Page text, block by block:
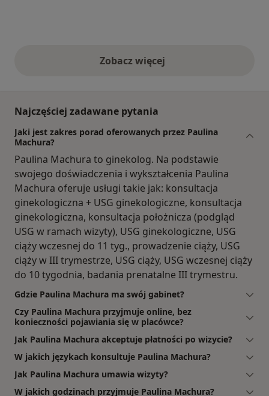
Zobacz więcejopinie powyżej
Najczęściej zadawane pytania
Jaki jest zakres porad oferowanych przez Paulina
Machura?
Paulina Machura to ginekolog. Na podstawie
swojego doświadczenia i wykształcenia Paulina
Machura oferuje usługi takie jak: konsultacja
ginekologiczna + USG ginekologiczne, konsultacja
ginekologiczna, konsultacja położnicza (podgląd
USG w ramach wizyty), USG ginekologiczne, USG
ciąży wczesnej do 11 tyg., prowadzenie ciąży, USG
ciąży w III trymestrze, USG ciąży, USG wczesnej ciąży
do 10 tygodnia, badania prenatalne III trymestru.
Gdzie Paulina Machura ma swój gabinet?
Czy Paulina Machura przyjmuje online, bez
konieczności pojawiania się w placówce?
Jak Paulina Machura akceptuje płatności po wizycie?
W jakich językach konsultuje Paulina Machura?
Jak Paulina Machura umawia wizyty?
W jakich godzinach przyjmuje Paulina Machura?